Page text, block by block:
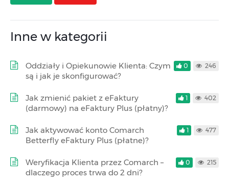
Inne w kategorii
Oddziały i Opiekunowie Klienta: Czym
są i jak je skonfigurować?
0 246
Jak zmienić pakiet z eFaktury
(darmowy) na eFaktury Plus (płatny)?
1 402
Jak aktywować konto Comarch
Betterfly eFaktury Plus (płatne)?
1 477
Weryfikacja Klienta przez Comarch –
dlaczego proces trwa do 2 dni?
0 215